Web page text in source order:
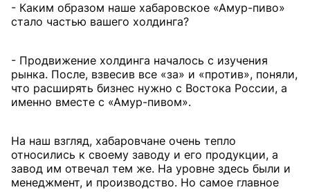
- Каким образом наше хабаровское «Амур-пиво»
стало частью вашего холдинга?
- Продвижение холдинга началось с изучения
рынка. После, взвесив все «за» и «против», поняли,
что расширять бизнес нужно с Востока России, а
именно вместе с «Амур-пивом».
На наш взгляд, хабаровчане очень тепло
относились к своему заводу и его продукции, а
завод им отвечал тем же. На уровне здесь были и
менеджмент, и производство. Но самое главное